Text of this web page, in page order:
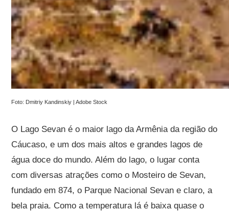
Foto: Dmitriy Kandinskiy | Adobe Stock
O Lago Sevan é o maior lago da Armênia da região do
Cáucaso, e um dos mais altos e grandes lagos de
água doce do mundo. Além do lago, o lugar conta
com diversas atrações como o Mosteiro de Sevan,
fundado em 874, o Parque Nacional Sevan e claro, a
bela praia. Como a temperatura lá é baixa quase o